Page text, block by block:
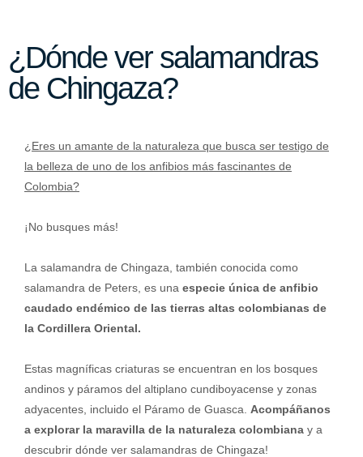
¿Dónde ver salamandras
de Chingaza?
¿Eres un amante de la naturaleza que busca ser testigo de
la belleza de uno de los anfibios más fascinantes de
Colombia?
¡No busques más!
La salamandra de Chingaza, también conocida como
salamandra de Peters, es una especie única de anfibio
caudado endémico de las tierras altas colombianas de
la Cordillera Oriental.
Estas magníficas criaturas se encuentran en los bosques
andinos y páramos del altiplano cundiboyacense y zonas
adyacentes, incluido el Páramo de Guasca. Acompáñanos
a explorar la maravilla de la naturaleza colombiana y a
descubrir dónde ver salamandras de Chingaza!